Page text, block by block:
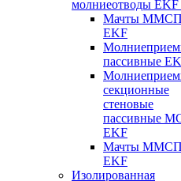
молниеотводы EKF
Мачты ММСП
EKF
пассивные
секционные
стеновые
пассивные
EKF
Мачты
EKF
Изолированная